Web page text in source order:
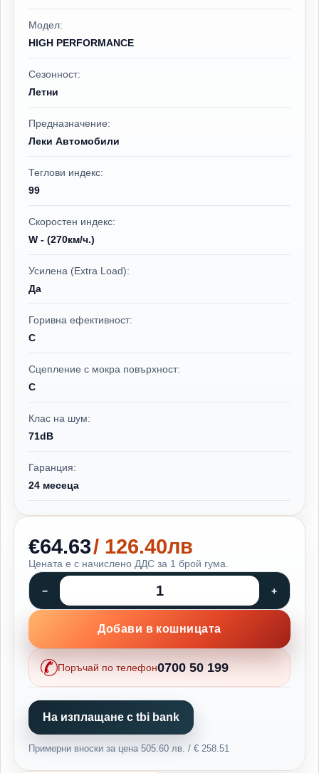
Модел:
HIGH PERFORMANCE
Сезонност:
Летни
Предназначение:
Леки Автомобили
Теглови индекс:
99
Скоростен индекс:
W - (270км/ч.)
Усилена (Extra Load):
Да
Горивна ефективност:
C
Сцепление с мокра повърхност:
C
Клас на шум:
71dB
Гаранция:
24 месеца
€64.63/ 126.40лв
Цената е с начислено ДДС за 1 брой гума.
Добави в кошницата
Поръчай по телефон0700 50 199
На изплащане с tbi bank
Примерни вноски за цена 505.60 лв. / € 258.51